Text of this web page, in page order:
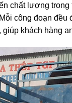
chất lượng
công đoạn
khách hàng